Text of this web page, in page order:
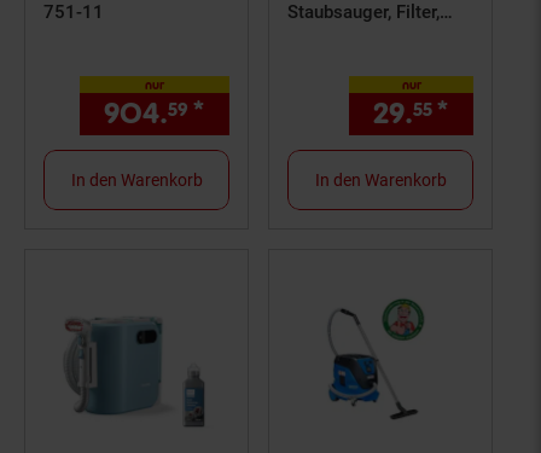
751-11
nur
904.59 * € Sternchen
In den Warenkorb
Staubsauger, Filter,
nur
29.55 *
In den Warenkorb